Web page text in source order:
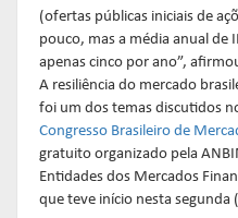
PROJEÇÕES IPCA E IGP-M
fundos de investimentos
ENVIO DE DADOS
entenda o compromisso
INFORMAR
documentos
BIBLIOTECA DE
DOCUMENTOS
entenda o compromisso
REPRESENTAR
sistemas
SSM
entenda o compromisso
AUTORREGULAR
(ofertas públicas iniciais de
pouco, mas a média anual de
apenas cinco por ano”,
A resiliência do mercado
foi um dos temas discutidos
Congresso Brasileiro de
gratuito organizado pela
Entidades dos Mercados
que teve início nesta